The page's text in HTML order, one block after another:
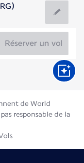
Réserver un vol
de World
responsable de la